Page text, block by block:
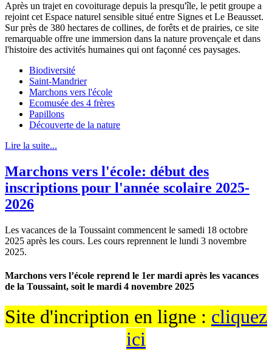
Après un trajet en covoiturage depuis la presqu'île, le petit groupe a
rejoint cet Espace naturel sensible situé entre Signes et Le Beausset.
Sur près de 380 hectares de collines, de forêts et de prairies, ce site
remarquable offre une immersion dans la nature provençale et dans
l'histoire des activités humaines qui ont façonné ces paysages.
Biodiversité
Saint-Mandrier
Marchons vers l'école
Ecomusée des 4 frères
Papillons
Découverte de la nature
Lire la suite...
Marchons vers l'école: début des
inscriptions pour l'année scolaire 2025-
2026
Les vacances de la Toussaint commencent le samedi 18 octobre
2025 après les cours. Les cours reprennent le lundi 3 novembre
2025.
Marchons vers l’école reprend le 1er mardi après les vacances
de la Toussaint, soit le mardi 4 novembre 2025
Site d'incription en ligne : cliquez
ici